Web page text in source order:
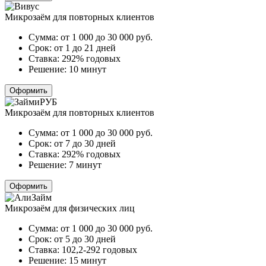
Микрозаём для повторных клиентов
Сумма: от 1 000 до 30 000 руб.
Срок: от 1 до 21 дней
Ставка: 292% годовых
Решение: 10 минут
Оформить
Микрозаём для повторных клиентов
Сумма: от 1 000 до 30 000 руб.
Срок: от 7 до 30 дней
Ставка: 292% годовых
Решение: 7 минут
Оформить
Микрозаём для физических лиц
Сумма: от 1 000 до 30 000 руб.
Срок: от 5 до 30 дней
Ставка: 102,2-292 годовых
Решение: 15 минут